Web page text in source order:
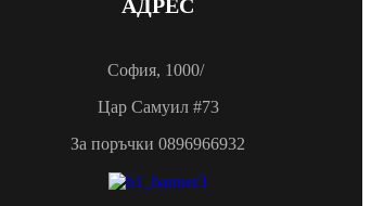
АДРЕС
София, 1000/
Цар Самуил #73
За поръчки 0896966932